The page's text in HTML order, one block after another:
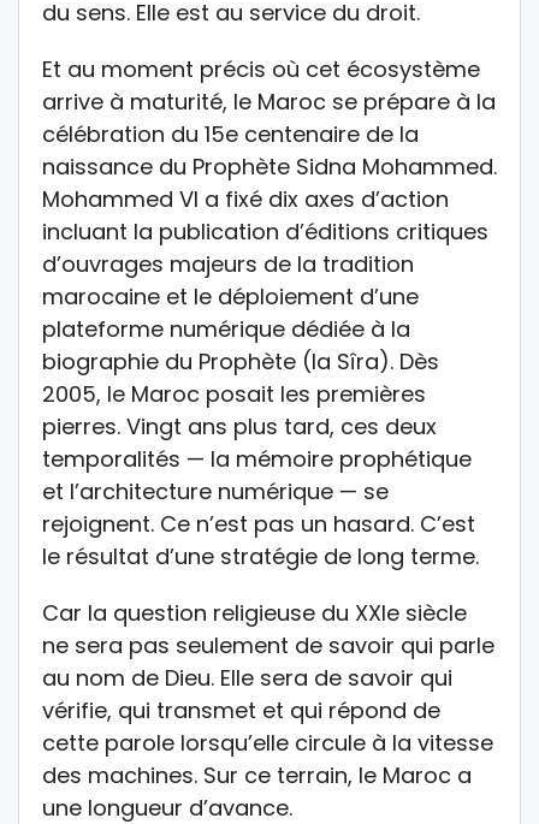
du sens. Elle est au service du droit.
Et au moment précis où cet écosystème
arrive à maturité, le Maroc se prépare à la
célébration du 15e centenaire de la
naissance du Prophète Sidna Mohammed.
Mohammed VI a fixé dix axes d’action
incluant la publication d’éditions critiques
d’ouvrages majeurs de la tradition
marocaine et le déploiement d’une
plateforme numérique dédiée à la
biographie du Prophète (la Sîra). Dès
2005, le Maroc posait les premières
pierres. Vingt ans plus tard, ces deux
temporalités — la mémoire prophétique
et l’architecture numérique — se
rejoignent. Ce n’est pas un hasard. C’est
le résultat d’une stratégie de long terme.
Car la question religieuse du XXIe siècle
ne sera pas seulement de savoir qui parle
au nom de Dieu. Elle sera de savoir qui
vérifie, qui transmet et qui répond de
cette parole lorsqu’elle circule à la vitesse
des machines. Sur ce terrain, le Maroc a
une longueur d’avance.